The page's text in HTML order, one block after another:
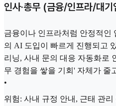
인사·총무 (금융/인프라/대기
금융이나 인프라처럼 안정적인
의 AI 도입이 빠르게 진행되고
리닝, 사내 문의 대응 자동화로
무 경험을 쌓을 기회' 자체가 줄
•
위험: 사내 규정 안내, 근태 관